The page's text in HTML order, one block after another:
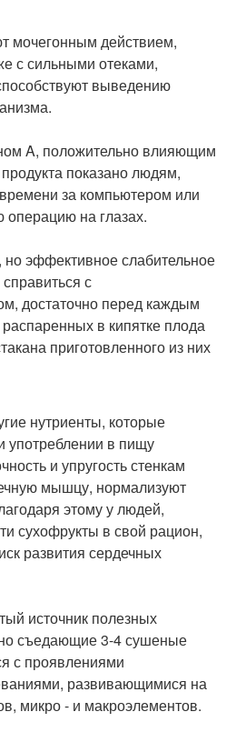
мочегонным действием,
с сильными отеками,
выведению
A, положительно влияющим
показано людям,
за компьютером или
операцию на глазах.
эффективное слабительное
с
достаточно перед каждым
в кипятке плода
приготовленного из них
нутриенты, которые
употреблении в пищу
и упругость стенкам
мышцу, нормализуют
этому у людей,
сухофрукты в свой рацион,
развития сердечных
источник полезных
съедающие 3-4 сушеные
с проявлениями
развивающимися на
микро - и макроэлементов.